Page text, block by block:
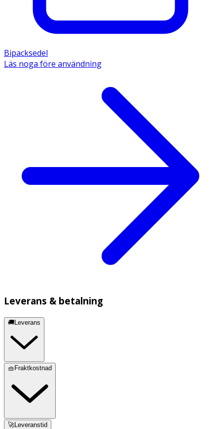
Bipacksedel
Läs noga före användning
Leverans & betalning
🚚Leverans
🧺Fraktkostnad
🚀Leveranstid